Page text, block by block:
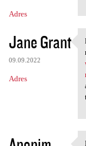
Adres
Jane Grant
09.09.2022
Adres